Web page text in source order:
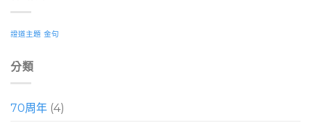
證道主題 金句
分類
70周年 (4)